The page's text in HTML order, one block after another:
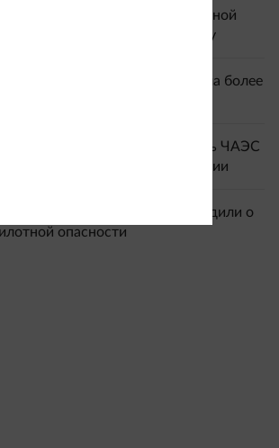
почти в 10 тоннах импортной
обнаружили муху‑горбатку
омских строителей выросла более
ВСУ начали активно готовить ЧАЭС
наступлению ВС России
Омской области предупредили о
опасности